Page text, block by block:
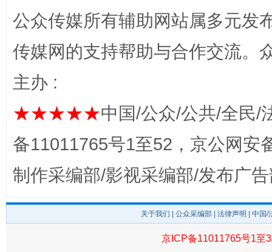
千年窑火 生生不息 一
公众传媒所有辅助网站属多元发
传媒网的支持帮助与合作交流。
主办 :
★★★★★中国/公众/公共/全民/
备11011765号1至52，京公网安
制作采编部/影视采编部/发布广
关于我们 公众采编部 法律声明 | 中国
京ICP备11011765号1至